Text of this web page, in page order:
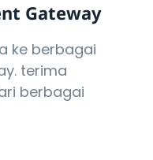
Gateway
ke berbagai
terima
berbagai